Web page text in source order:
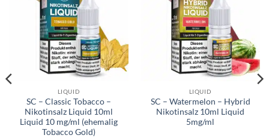
LIQUID
SC – Classic Tobacco –
Nikotinsalz Liquid 10ml
Liquid 10 mg/ml (ehemalig
Tobacco Gold)
LIQUID
SC – Watermelon – Hybrid
Nikotinsalz 10ml Liquid
5mg/ml